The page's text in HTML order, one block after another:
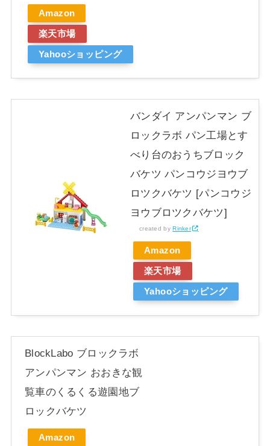
Amazon
楽天市場
Yahooショッピング
バンダイ アンパンマン ブ
ロックラボ パン工場とす
べり台のおうちブロック
バケツ パンコウジヨウブ
ロツクバケツ [パンコウジ
ヨウブロツクバケツ]
created byRinker
Amazon
楽天市場
Yahooショッピング
BlockLabo ブロックラボ
アンパンマン おおきな観
覧車のくるくる遊園地ブ
ロックバケツ
Amazon